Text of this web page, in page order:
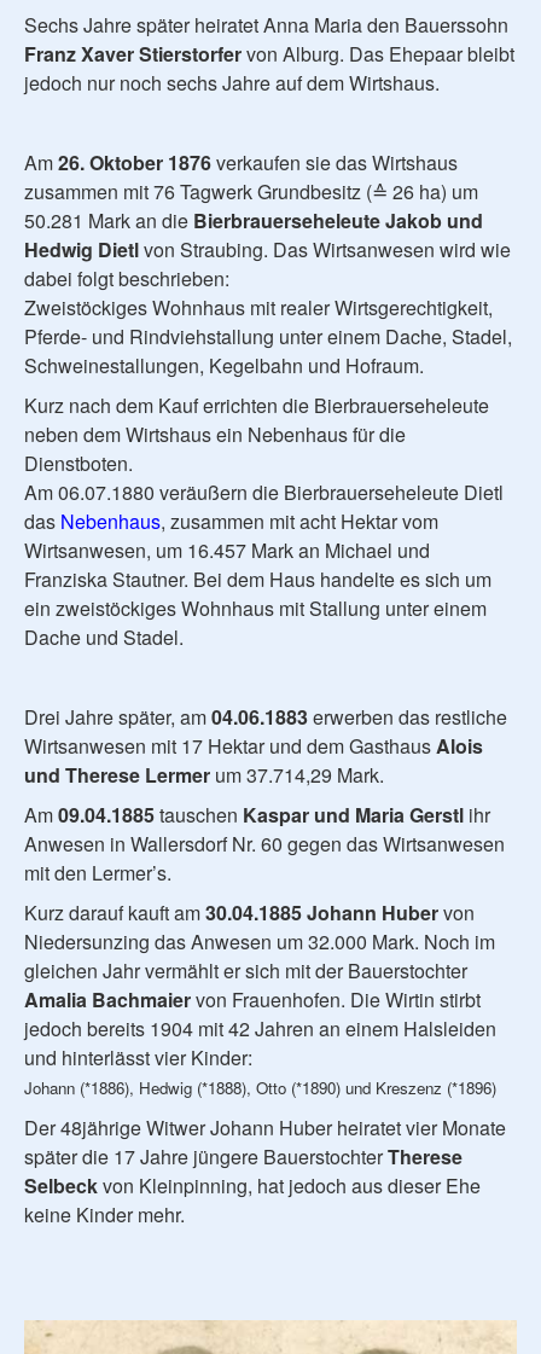
Sechs Jahre später heiratet Anna Maria den Bauerssohn
Franz Xaver Stierstorfervon Alburg. Das Ehepaar bleibt
jedoch nur noch sechs Jahre auf dem Wirtshaus.
Am26. Oktober 1876verkaufen sie das Wirtshaus
zusammen mit 76 Tagwerk Grundbesitz (≙ 26 ha) um
50.281 Mark an die Bierbrauerseheleute Jakob und
Hedwig Dietlvon Straubing. Das Wirtsanwesen wird wie
dabei folgt beschrieben:
Zweistöckiges Wohnhaus mit realer Wirtsgerechtigkeit,
Pferde- und Rindviehstallung unter einem Dache, Stadel,
Schweinestallungen, Kegelbahn und Hofraum.
Kurz nach dem Kauf errichten die Bierbrauerseheleute
neben dem Wirtshaus ein Nebenhaus für die
Dienstboten.
Am 06.07.1880 veräußern die Bierbrauerseheleute Dietl
das Nebenhaus, zusammen mit acht Hektar vom
Wirtsanwesen, um 16.457 Mark an Michael und
Franziska Stautner. Bei dem Haus handelte es sich um
ein zweistöckiges Wohnhaus mit Stallung unter einem
Dache und Stadel.
Drei Jahre später, am04.06.1883erwerben das restliche
Wirtsanwesen mit 17 Hektar und dem GasthausAlois
und Therese Lermer um 37.714,29 Mark.
Am09.04.1885tauschen Kaspar und Maria Gerstl ihr
Anwesen in Wallersdorf Nr. 60 gegen das Wirtsanwesen
mit den Lermer’s.
Kurz darauf kauft am30.04.1885Johann Hubervon
Niedersunzing das Anwesen um 32.000 Mark. Noch im
gleichen Jahr vermählt er sich mit der Bauerstochter
Amalia Bachmaiervon Frauenhofen. Die Wirtin stirbt
jedoch bereits 1904 mit 42 Jahren an einem Halsleiden
und hinterlässt vier Kinder:
Johann (*1886), Hedwig (*1888), Otto (*1890) und Kreszenz (*1896)
Der 48jährige Witwer Johann Huber heiratet vier Monate
später die 17 Jahre jüngere BauerstochterTherese
Selbeckvon Kleinpinning, hat jedoch aus dieser Ehe
keine Kinder mehr.